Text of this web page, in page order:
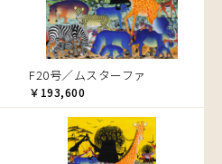
ン）
F20号／ムスターファ
￥193,600